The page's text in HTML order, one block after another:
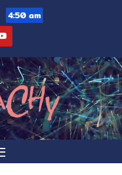
4:50 am